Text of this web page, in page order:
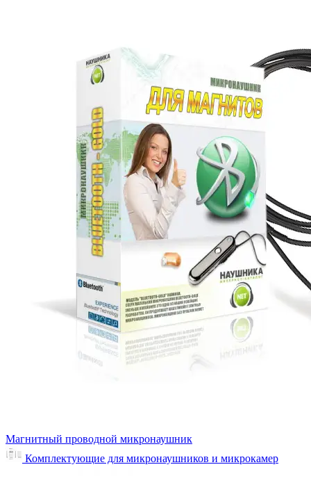
Магнитный проводной микронаушник
Комплектующие для микронаушников и микрокамер